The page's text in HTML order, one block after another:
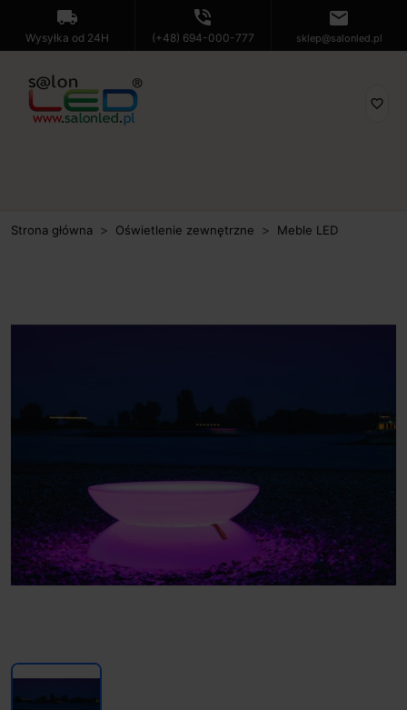
local_shipping
Wysyłka od 24H
phone_in_talk
(+48) 694-000-777
mail
sklep@salonled.pl
favorite_border
Strona główna Oświetlenie zewnętrzne Meble LED